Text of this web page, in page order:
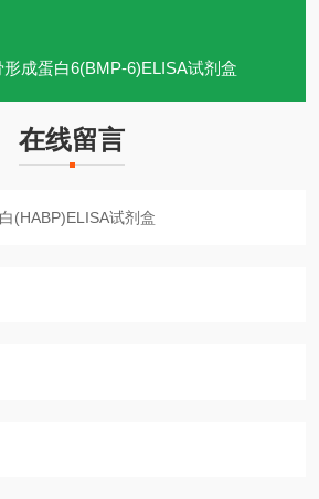
形成蛋白6(BMP-6)ELISA试剂盒
在线留言